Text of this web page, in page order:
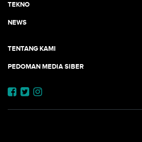
TEKNO
NEWS
TENTANG KAMI
PEDOMAN MEDIA SIBER